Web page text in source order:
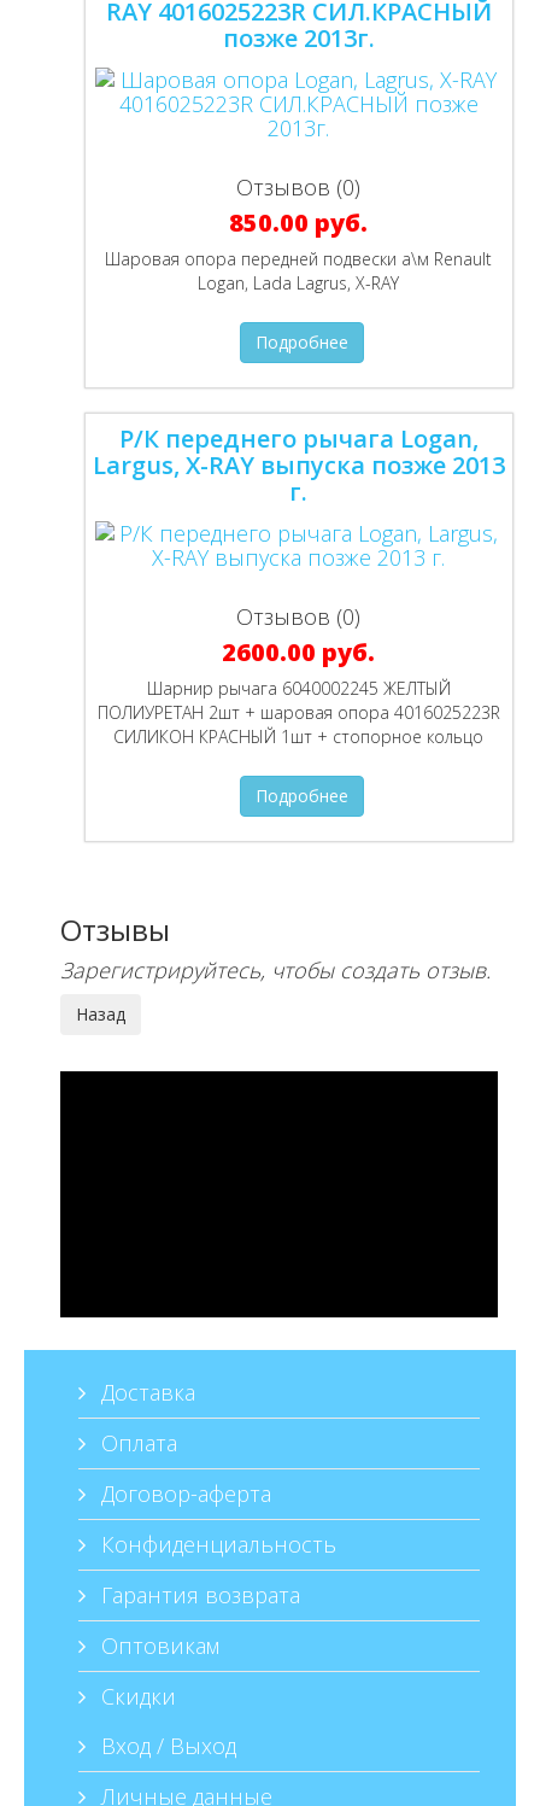
RAY 4016025223R СИЛ.КРАСНЫЙ
позже 2013г.
Отзывов (0)
850.00 руб.
Шаровая опора передней подвески а\м Renault
Logan, Lada Lagrus, Х-RAY
Подробнее
Р/К переднего рычага Logan,
Largus, X-RAY выпуска позже 2013
г.
Отзывов (0)
2600.00 руб.
Шарнир рычага 6040002245 ЖЕЛТЫЙ
ПОЛИУРЕТАН 2шт + шаровая опора 4016025223R
СИЛИКОН КРАСНЫЙ 1шт + стопорное кольцо
Подробнее
Отзывы
Зарегистрируйтесь, чтобы создать отзыв.
Доставка
Оплата
Договор-аферта
Конфиденциальность
Гарантия возврата
Оптовикам
Скидки
Вход / Выход
Личные данные